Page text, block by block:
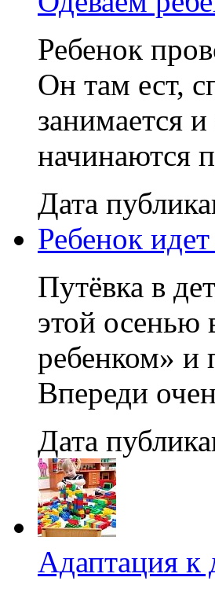
Ребенок
Он там ест,
занимается
начинаются
Дата
Ребенок
Путёвка в
этой осенью
ребенком» и
Впереди
Дата
Адаптация к